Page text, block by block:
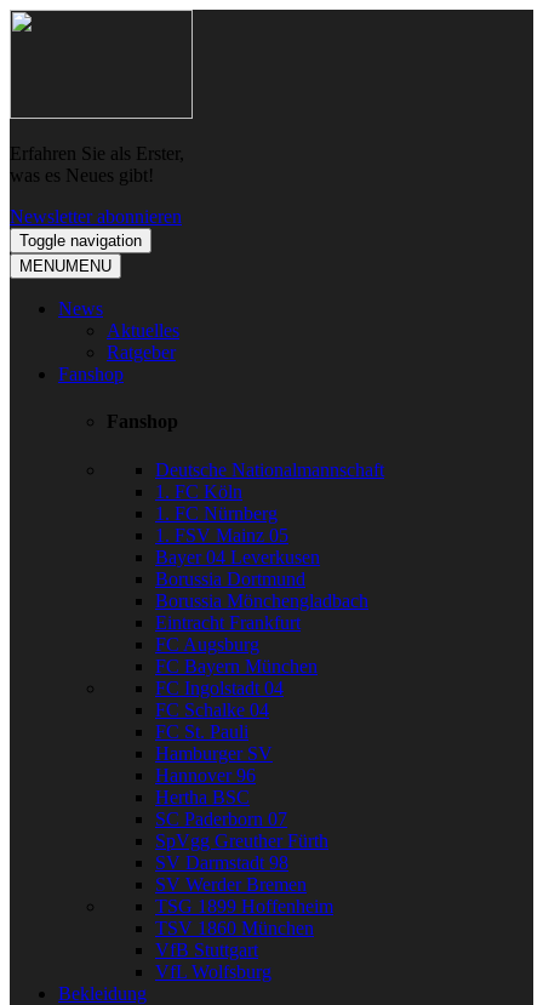
Skip
Skip
Erfahren Sie als Erster,
was es Neues gibt!
Newsletter abonnieren
Toggle navigation
MENUMENU
News
Aktuelles
Ratgeber
Fanshop
Fanshop
Deutsche Nationalmannschaft
1. FC Köln
1. FC Nürnberg
1. FSV Mainz 05
Bayer 04 Leverkusen
Borussia Dortmund
Borussia Mönchengladbach
Eintracht Frankfurt
FC Augsburg
FC Bayern München
FC Ingolstadt 04
FC Schalke 04
FC St. Pauli
Hamburger SV
Hannover 96
Hertha BSC
SC Paderborn 07
SpVgg Greuther Fürth
SV Darmstadt 98
SV Werder Bremen
TSG 1899 Hoffenheim
TSV 1860 München
VfB Stuttgart
VfL Wolfsburg
Bekleidung